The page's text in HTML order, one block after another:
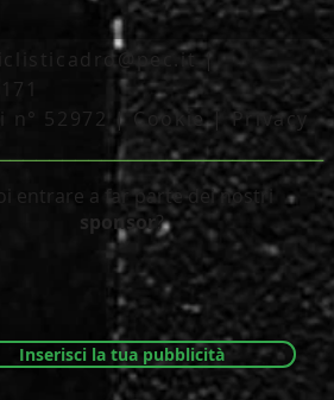
|
n° 52972 |Cookie|Privacy
entrare a far parte dei nostri
sponsor ?
Inserisci la tua pubblicità